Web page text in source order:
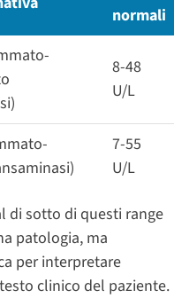
normali
8-48
U/L
7-55
U/L
di sotto di questi range
patologia, ma
per interpretare
clinico del paziente.